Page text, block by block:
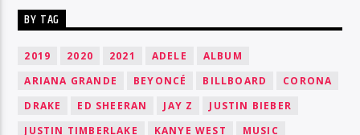
BY TAG
2019 2020 2021 ADELE
ALBUM
ARIANA GRANDE
BEYONCÉ BILLBOARD
CORONA
DRAKE
ED SHEERAN JAY Z
JUSTIN BIEBER
JUSTIN TIMBERLAKE
KANYE WEST
MUSIC